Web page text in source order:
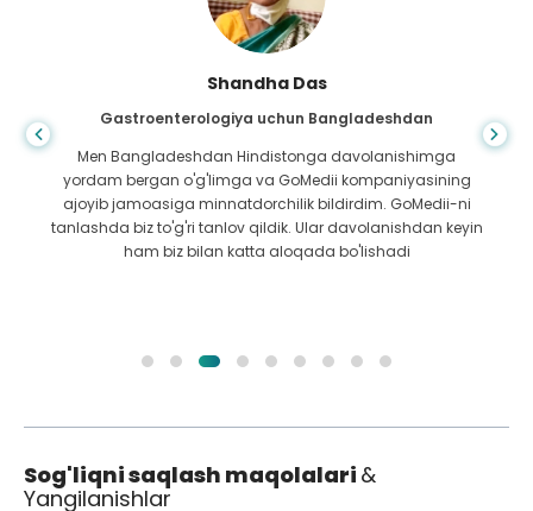
Shandha Das
Gastroenterologiya uchun Bangladeshdan
Men Bangladeshdan Hindistonga davolanishimga
yordam bergan o'g'limga va GoMedii kompaniyasining
ajoyib jamoasiga minnatdorchilik bildirdim. GoMedii-ni
tanlashda biz to'g'ri tanlov qildik. Ular davolanishdan keyin
ham biz bilan katta aloqada bo'lishadi
Sog'liqni saqlash maqolalari &
Yangilanishlar